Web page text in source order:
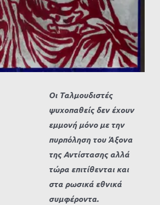
Οι Ταλμουδιστές
ψυχοπαθείς δεν έχουν
εμμονή μόνο με την
πυρπόληση του Άξονα
της Αντίστασης αλλά
τώρα επιτίθενται και
στα ρωσικά εθνικά
συμφέροντα.